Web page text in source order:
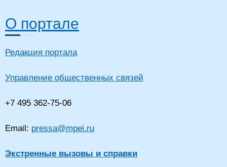
О портале
Редакция портала
Управление общественных связей
+7 495 362-75-06
Email: pressa@mpei.ru
Экстренные вызовы и справки